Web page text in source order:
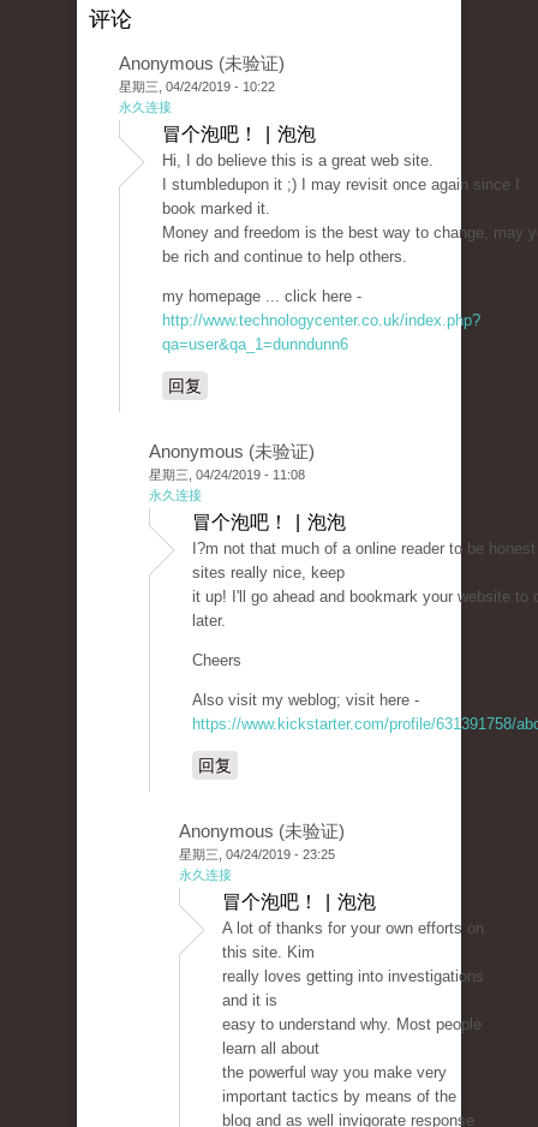
评论
Anonymous (未验证)
星期三, 04/24/2019 - 10:22
永久连接
冒个泡吧！ | 泡泡
Hi, I do believe this is a great web site.
I stumbledupon it ;) I may revisit once again since I
book marked it.
Money and freedom is the best way to change, may
be rich and continue to help others.
my homepage ... click here -
http://www.technologycenter.co.uk/index.php?
qa=user&qa_1=dunndunn6
回复
Anonymous (未验证)
星期三, 04/24/2019 - 11:08
永久连接
冒个泡吧！ | 泡泡
I?m not that much of a online reader to be
sites really nice, keep
it up! I'll go ahead and bookmark your website to
later.
Cheers
Also visit my weblog; visit here -
https://www.kickstarter.com/profile/631391758/
回复
Anonymous (未验证)
星期三, 04/24/2019 - 23:25
永久连接
冒个泡吧！ | 泡泡
A lot of thanks for your own efforts on
this site. Kim
really loves getting into investigations
and it is
easy to understand why. Most people
learn all about
the powerful way you make very
important tactics by means of the
blog and as well invigorate response